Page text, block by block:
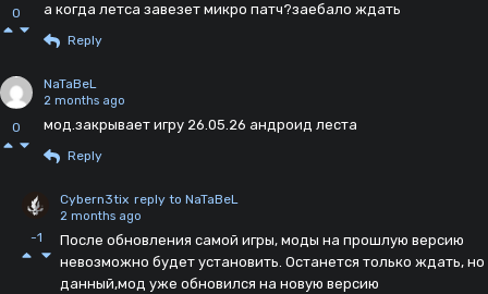
0 а когда летса завезет микро патч?заебало ждать
Reply
0
NaTaBeL
2 months ago
мод.закрывает игру 26.05.26 андроид леста
Reply
-1
Cybern3tix reply to NaTaBeL
2 months ago
После обновления самой игры, моды на прошлую версию
невозможно будет установить. Останется только ждать, но
данный,мод уже обновился на новую версию